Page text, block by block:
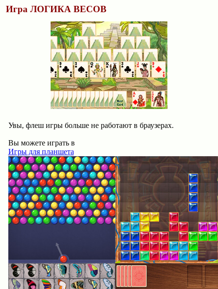
Игра ЛОГИКА ВЕСОВ
Увы, флеш игры больше не работают в браузерах.
Вы можете играть в
Игры для планшета